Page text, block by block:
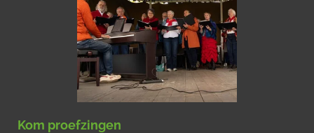
Kom proefzingen